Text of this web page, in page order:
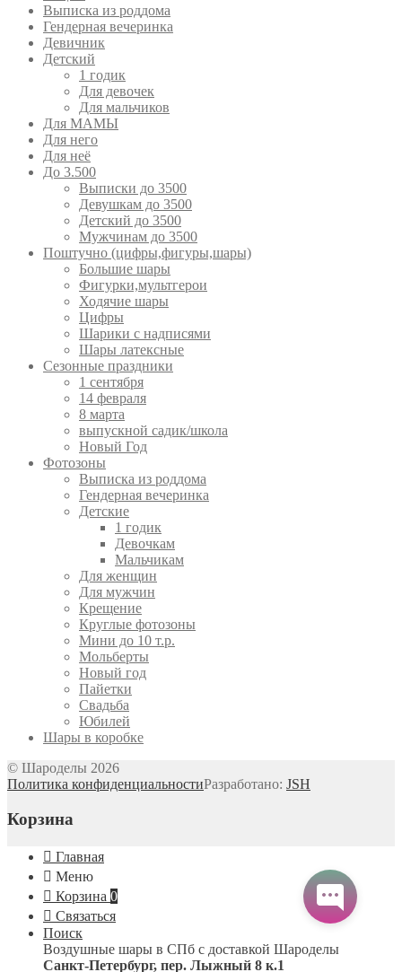
Выписка из роддома
Гендерная вечеринка
Девичник
Детский
1 годик
Для девочек
Для мальчиков
Для МАМЫ
Для него
Для неё
До 3.500
Выписки до 3500
Девушкам до 3500
Детский до 3500
Мужчинам до 3500
Поштучно (цифры,фигуры,шары)
Большие шары
Фигурки,мультгерои
Ходячие шары
Цифры
Шарики с надписями
Шары латексные
Сезонные праздники
1 сентября
14 февраля
8 марта
выпускной садик/школа
Новый Год
Фотозоны
Выписка из роддома
Гендерная вечеринка
Детские
1 годик
Девочкам
Мальчикам
Для женщин
Для мужчин
Крещение
Круглые фотозоны
Мини до 10 т.р.
Мольберты
Новый год
Пайетки
Свадьба
Юбилей
Шары в коробке
© Шароделы 2026
Политика конфиденциальностиРазработано: JSH
Корзина
Главная
Меню
Корзина 0
Связаться
Поиск
Воздушные шары в СПб с доставкой Шароделы
Санкт-Петербург, пер. Лыжный 8 к.1